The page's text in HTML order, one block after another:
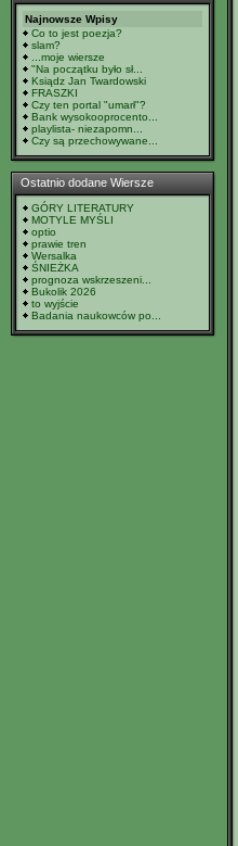
Najnowsze Wpisy
Co to jest poezja?
slam?
...moje wiersze
"Na początku było sł...
Ksiądz Jan Twardowski
FRASZKI
Czy ten portal "umarł"?
Bank wysokooprocento...
playlista- niezapomn...
Czy są przechowywane...
Ostatnio dodane Wiersze
GÓRY LITERATURY
MOTYLE MYŚLI
optio
prawie tren
Wersalka
ŚNIEŻKA
prognoza wskrzeszeni...
Bukolik 2026
to wyjście
Badania naukowców po...